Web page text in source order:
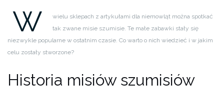
W
wielu sklepach z artykułami dla niemowląt można spotkać
tak zwane misie szumisie. Te małe zabawki stały się
niezwykle popularne w ostatnim czasie. Co warto o nich wiedzieć i w jakim
celu zostały stworzone?
Historia misiów szumisiów